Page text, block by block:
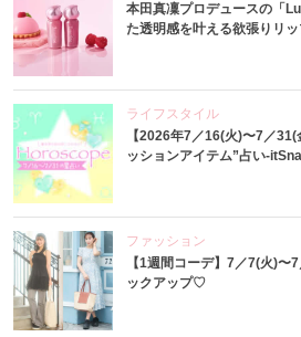
本田真凜プロデュースの「
た透明感を叶える欲張りリッ
ライフスタイル
【2026年7／16(火)〜7／
ッションアイテム”占い-
ファッション
【1週間コーデ】7／7(火)
ックアップ♡